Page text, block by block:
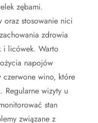
zębami.
oraz stosowanie nici
zdrowia
i licówek. Warto
napojów
wino, które
Regularne wizyty u
stan
związane z